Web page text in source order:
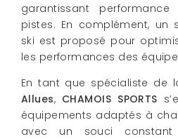
garantissant
pistes. En complément, un
ski est proposé pour
les performances des
En tant que spécialiste de
Allues, CHAMOIS SPORTS
équipements adaptés à
avec un souci